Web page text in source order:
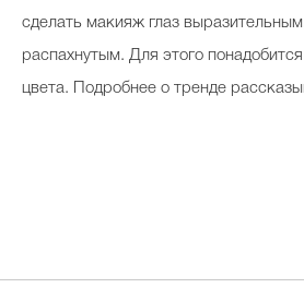
сделать макияж глаз
распахнутым. Для этого
цвета. Подробнее о тренде